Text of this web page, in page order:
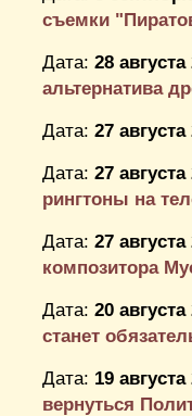
съемки
Дата: 28
альтернатива
Дата: 27
Дата: 27
рингтоны на
Дата: 27
композитора
Дата: 20
станет
Дата: 19
вернуться